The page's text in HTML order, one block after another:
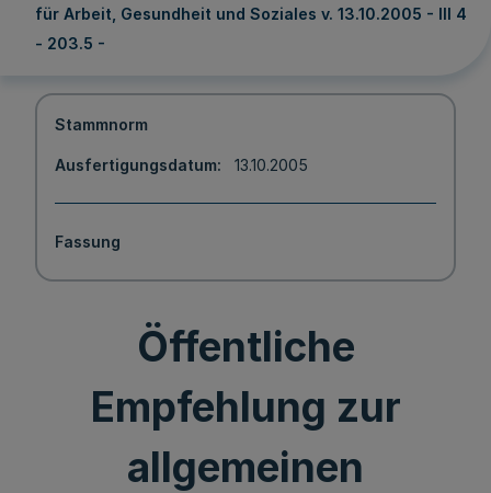
für Arbeit, Gesundheit und Soziales v. 13.10.2005 - III 4
- 203.5 -
Stammnorm
Ausfertigungsdatum 13.10.2005
Fassung
Öffentliche
Empfehlung zur
allgemeinen